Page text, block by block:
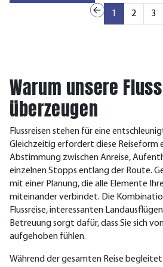
1 2 3
Warum unsere
überzeugen
Flussreisen stehen für eine
Gleichzeitig erfordert diese Reiseform
Abstimmung zwischen Anreise,
einzelnen Stopps entlang der Route.
mit einer Pl anung, die alle Elemente
miteinander verbindet. Die
Flussreise, interessanten
Betreuung sorgt dafür, dass Sie sich
aufgehoben fühlen.
Während der gesamten Reise begleitet